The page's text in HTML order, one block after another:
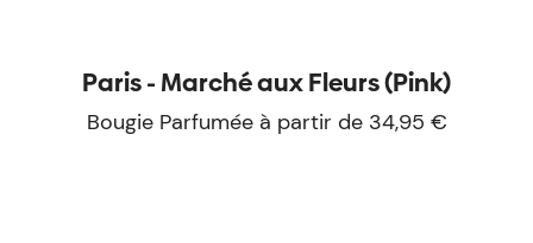
Paris - Marché aux Fleurs (Pink)
Bougie Parfumée à partir de 34,95 €